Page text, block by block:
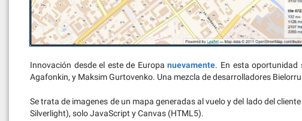
Innovación desde el este de Europanuevamente. En esta oportunidad
Agafonkin, y Maksim Gurtovenko. Una mezcla de desarrolladores
Se trata de imagenes de un mapa generadas al vuelo y del lado del
Silverlight), solo JavaScript y Canvas (HTML5).